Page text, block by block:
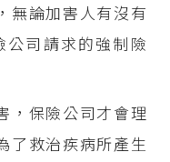
無論加害人有沒有
司請求的強制險
，保險公司才會理
了救治疾病所產生